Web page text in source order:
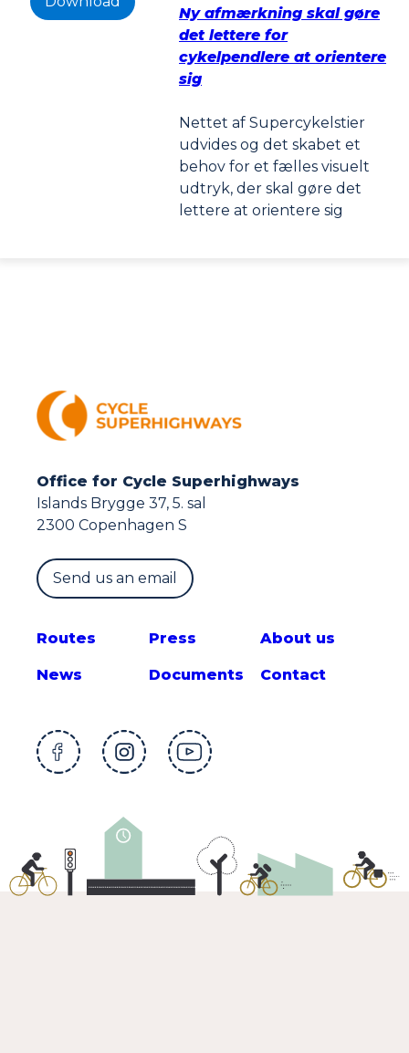
Ny afmærkning skal gøre
det lettere for
cykelpendlere at orientere
sig
Nettet af Supercykelstier
udvides og det skabet et
behov for et fælles visuelt
udtryk, der skal gøre det
lettere at orientere sig
Office for Cycle Superhighways
Islands Brygge 37, 5. sal
2300 Copenhagen S
Send us an email
Routes
News
Press
Documents
About us
Contact